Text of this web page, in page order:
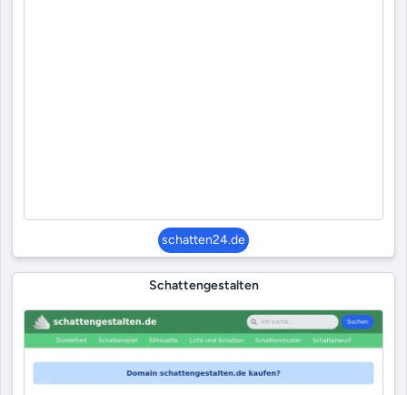
schatten24.de
Schattengestalten